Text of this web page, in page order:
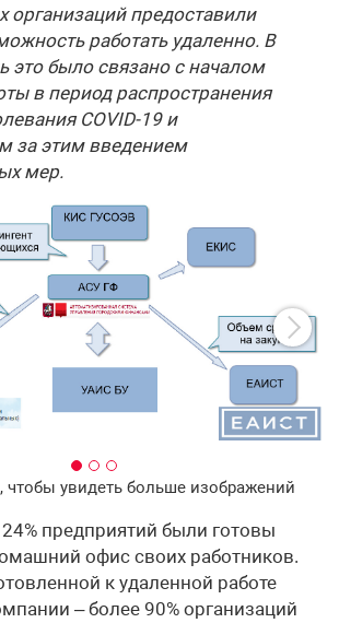
организаций предоставили
работать удаленно. В
это было связано с началом
в период распространения
COVID-19 и
за этим введением
мер.
чтобы увидеть больше изображений
предприятий были готовы
офис своих работников.
к удаленной работе
– более 90% организаций